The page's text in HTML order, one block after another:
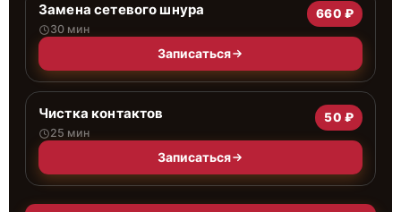
Замена сетевого шнура
30 мин
660 ₽
Записаться
Чистка контактов
25 мин
50 ₽
Записаться